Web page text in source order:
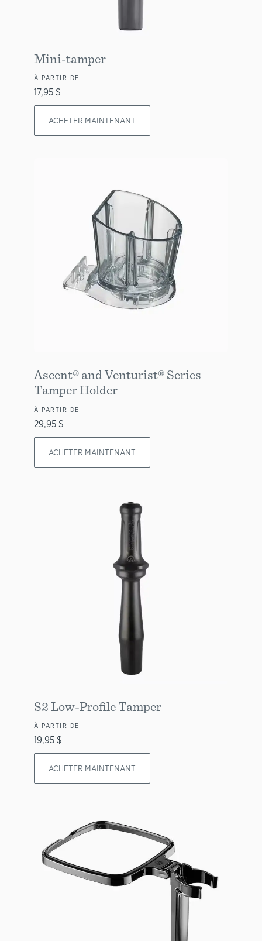
Mini-tamper
À PARTIR DE
17,95 $
ACHETER MAINTENANT
Ascent® and Venturist® Series
Tamper Holder
À PARTIR DE
29,95 $
ACHETER MAINTENANT
S2 Low-Profile Tamper
À PARTIR DE
19,95 $
ACHETER MAINTENANT